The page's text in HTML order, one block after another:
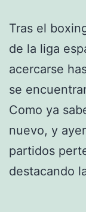
Tras el
de la liga
acercarse
se
Como ya
nuevo, y
partidos
destacando